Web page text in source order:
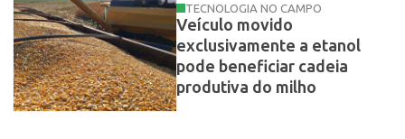
TECNOLOGIA NO CAMPO
Veículo movido
exclusivamente a etanol
pode beneficiar cadeia
produtiva do milho